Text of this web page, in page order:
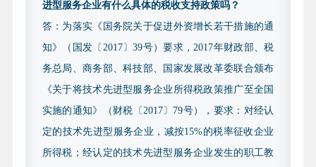
进型服务企业有什么具体的税收支持政策吗？
答：为落实《国务院关于促进外资增长若干措施的通
知》（国发〔2017〕39号）要求，2017年财政部、税
务总局、商务部、科技部、国家发展改革委联合颁布
《关于将技术先进型服务企业所得税政策推广至全国
实施的通知》（财税〔2017〕79号），要求：对经认
定的技术先进型服务企业，减按15%的税率征收企业
所得税；经认定的技术先进型服务企业发生的职工教